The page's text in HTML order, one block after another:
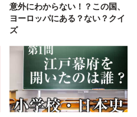
意外にわからない！？この国、
ヨーロッパにある？ない？クイ
ズ